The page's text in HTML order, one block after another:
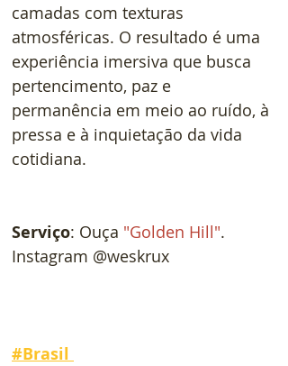
camadas com texturas
atmosféricas. O resultado é uma
experiência imersiva que busca
pertencimento, paz e
permanência em meio ao ruído, à
pressa e à inquietação da vida
cotidiana.
Serviço: Ouça "Golden Hill".
Instagram @weskrux
#Brasil